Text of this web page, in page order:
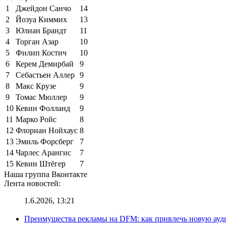
1
Джейдон Санчо
14
2
Йозуа Киммих
13
3
Юлиан Брандт
11
4
Торган Азар
10
5
Филип Костич
10
6
Керем Демирбай
9
7
Себастьен Аллер 9
8
Макс Крузе
9
9
Томас Мюллер
9
10 Кевин Фолланд
9
11 Марко Ройс
8
12 Флориан Нойхаус 8
13 Эмиль Форсберг
7
14 Чарлес Арангис
7
15 Кевин Штёгер
7
Наша группа Вконтакте
Лента новостей:
1.6.2026, 13:21
Преимущества рекламы на DFM: как привлечь новую